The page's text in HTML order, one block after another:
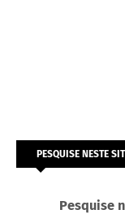
PESQUISE NESTE
Pesquise